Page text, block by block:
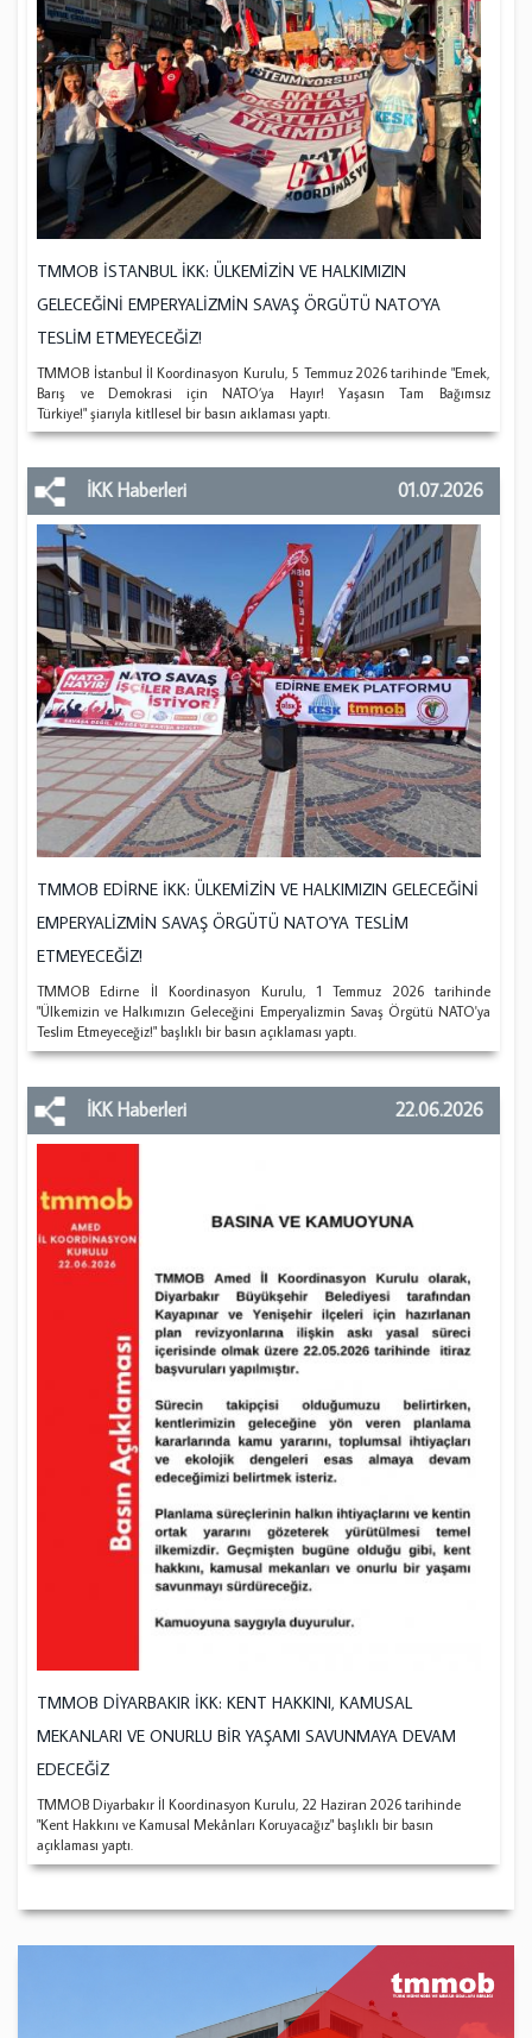
TMMOB İSTANBUL İKK: ÜLKEMİZİN VE HALKIMIZIN
GELECEĞİNİ EMPERYALİZMİN SAVAŞ ÖRGÜTÜ NATO'YA
TESLİM ETMEYECEĞİZ!
TMMOB İstanbul İl Koordinasyon Kurulu, 5 Temmuz 2026 tarihinde "Emek,
Barış ve Demokrasi için NATO’ya Hayır! Yaşasın Tam Bağımsız
Türkiye!" şiarıyla kitllesel bir basın aıklaması yaptı.
İKK Haberleri 01.07.2026
TMMOB EDİRNE İKK: ÜLKEMİZİN VE HALKIMIZIN GELECEĞİNİ
EMPERYALİZMİN SAVAŞ ÖRGÜTÜ NATO'YA TESLİM
ETMEYECEĞİZ!
​TMMOB Edirne İl Koordinasyon Kurulu, 1 Temmuz 2026 tarihinde
"Ülkemizin ve Halkımızın Geleceğini Emperyalizmin Savaş Örgütü NATO'ya
Teslim Etmeyeceğiz!" başlıklı bir basın açıklaması yaptı.
İKK Haberleri 22.06.2026
TMMOB DİYARBAKIR İKK: KENT HAKKINI, KAMUSAL
MEKANLARI VE ONURLU BİR YAŞAMI SAVUNMAYA DEVAM
EDECEĞİZ
TMMOB Diyarbakır İl Koordinasyon Kurulu, 22 Haziran 2026 tarihinde
"Kent Hakkını ve Kamusal Mekânları Koruyacağız" başlıklı bir basın
açıklaması yaptı.